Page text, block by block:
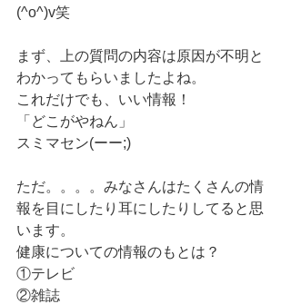
(^o^)v笑
まず、上の質問の内容は原因が不明と
わかってもらいましたよね。
これだけでも、いい情報！
「どこがやねん」
スミマセン(ーー;)
ただ。。。。みなさんはたくさんの情
報を目にしたり耳にしたりしてると思
います。
健康についての情報のもとは？
①テレビ
②雑誌